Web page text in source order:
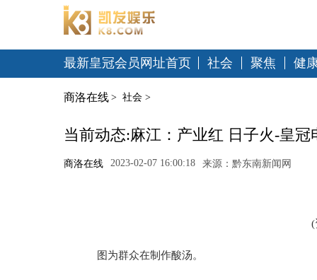
最新皇冠会员网址首页 社会 聚焦 健
商洛在线 > 社会 >
当前动态:麻江：产业红 日子火-皇冠
商洛在线 2023-02-07 16:00:18 来源：黔东南新闻网
(
图为群众在制作酸汤。